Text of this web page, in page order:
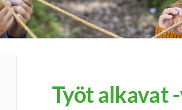
Työt alkavat